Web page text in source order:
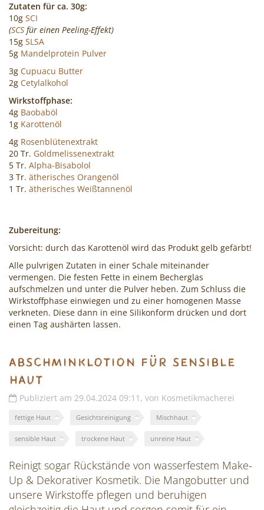
Zutaten für ca. 30g:
10g SCI
(SCS für einen Peeling-Effekt)
15g SLSA
5g Mandelprotein Pulver
3g Cupuacu Butter
2g Cetylalkohol
Wirkstoffphase:
4g Baobaböl
1g Karottenöl
4g Rosenblütenextrakt
20 Tr. Goldmelissenextrakt
5 Tr. Alpha-Bisabolol
3 Tr. ätherisches Orangenöl
1 Tr. ätherisches Weißtannenöl
Zubereitung:
Vorsicht: durch das Karottenöl wird das Produkt gelb gefärbt!
Alle pulvrigen Zutaten in einer Schale miteinander
vermengen. Die festen Fette in einem Becherglas
aufschmelzen und unter die Pulver heben. Zum Schluss die
Wirkstoffphase einwiegen und zu einer homogenen Masse
verkneten. Diese dann in eine Silikonform drücken und dort
einen Tag aushärten lassen.
Abschminklotion für sensible
Haut
Publiziert am 29.04.2024 09:11, von Kosmetikmacherei
fettige Haut Gesichtsreinigung Mischhaut
sensible Haut trockene Haut unreine Haut
Reinigt sogar Rückstände von wasserfestem Make-
Up & Dekorativer Kosmetik. Die Mangobutter und
unsere Wirkstoffe pflegen und beruhigen